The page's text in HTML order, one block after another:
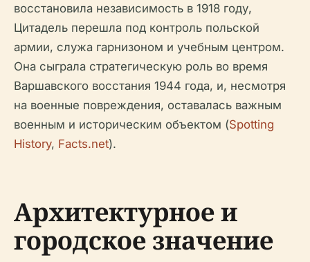
восстановила независимость в 1918 году,
Цитадель перешла под контроль польской
армии, служа гарнизоном и учебным центром.
Она сыграла стратегическую роль во время
Варшавского восстания 1944 года, и, несмотря
на военные повреждения, оставалась важным
военным и историческим объектом (Spotting
History, Facts.net).
Архитектурное и
городское значение